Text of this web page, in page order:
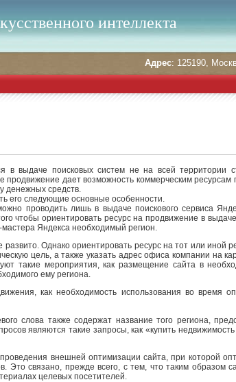
интеллекта
Адрес: 125190,
в выдаче поисковых систем не на всей территории
дает возможность коммерческим ресурсам
денежных средств.
его следующие основные особенности.
проводить лишь в выдаче поискового сервиса
чтобы ориентировать ресурс на продвижение в
Яндекса необходимый регион.
Однако ориентировать ресурс на тот или иной
цель, а также указать адрес офиса компании на
такие мероприятия, как размещение сайта в
ему региона.
как необходимость использования во время
слова также содержат название того региона,
являются такие запросы, как «купить недвижимость
внешней оптимизации сайта, при которой
Это связано, прежде всего, с тем, что таким образом
целевых посетителей.